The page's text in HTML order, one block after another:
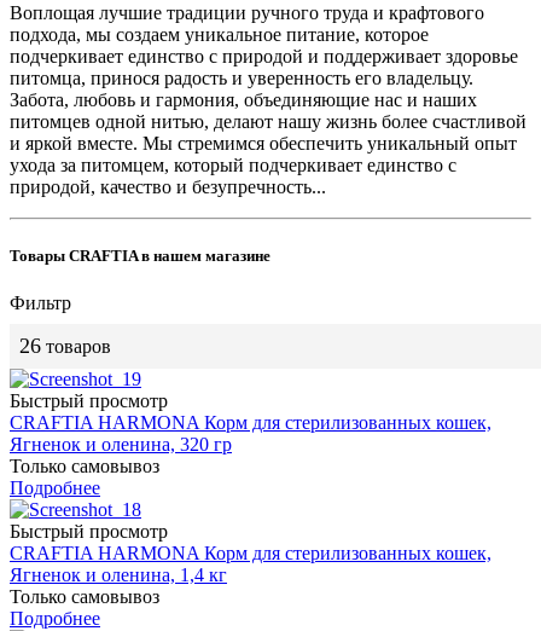
Воплощая лучшие традиции ручного труда и крафтового
подхода, мы создаем уникальное питание, которое
подчеркивает единство с природой и поддерживает здоровье
питомца, принося радость и уверенность его владельцу.
Забота, любовь и гармония, объединяющие нас и наших
питомцев одной нитью, делают нашу жизнь более счастливой
и яркой вместе. Мы стремимся обеспечить уникальный опыт
ухода за питомцем, который подчеркивает единство с
природой, качество и безупречность...
Товары CRAFTIA в нашем магазине
Фильтр
26 товаров
Быстрый просмотр
CRAFTIA HARMONA Корм для стерилизованных кошек,
Ягненок и оленина, 320 гр
Только самовывоз
Подробнее
Быстрый просмотр
CRAFTIA HARMONA Корм для стерилизованных кошек,
Ягненок и оленина, 1,4 кг
Только самовывоз
Подробнее